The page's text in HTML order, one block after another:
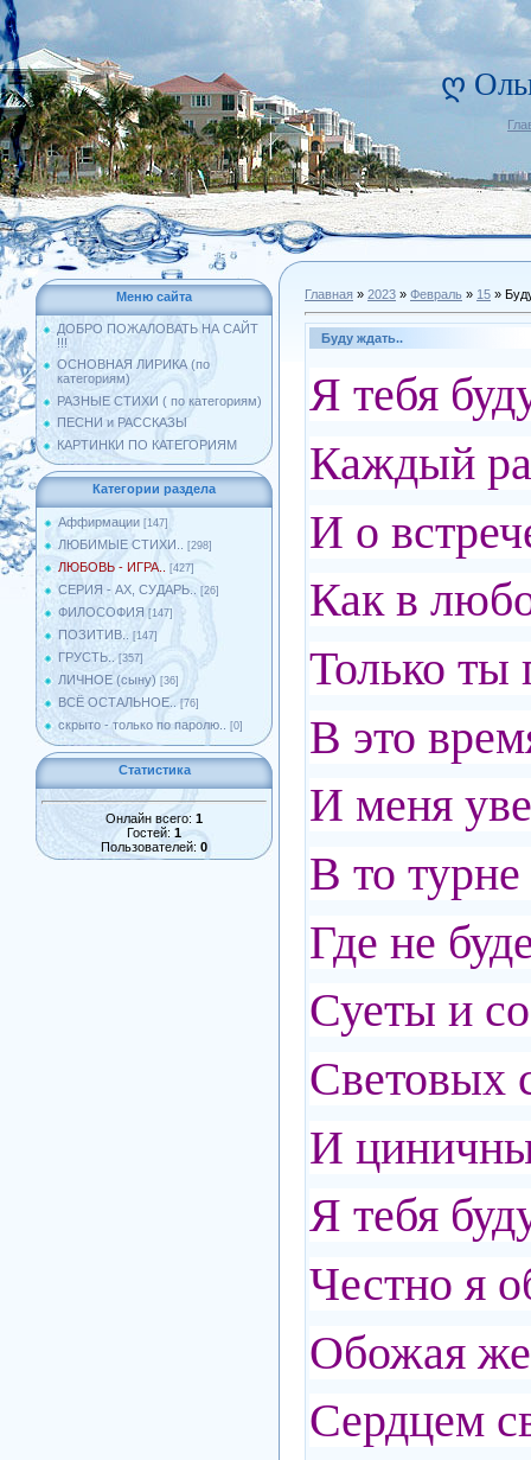
ღ
Меню сайта
ДОБРО ПОЖАЛОВАТЬ НА САЙТ
!!!
ОСНОВНАЯ ЛИРИКА (по
категориям)
РАЗНЫЕ СТИХИ ( по категориям)
ПЕСНИ и РАССКАЗЫ
КАРТИНКИ ПО КАТЕГОРИЯМ
Категории раздела
Аффирмации [147]
ЛЮБИМЫЕ СТИХИ.. [298]
ЛЮБОВЬ - ИГРА.. [427]
СЕРИЯ - АХ, СУДАРЬ.. [26]
ФИЛОСОФИЯ [147]
ПОЗИТИВ.. [147]
ГРУСТЬ.. [357]
ЛИЧНОЕ (сыну) [36]
ВСЁ ОСТАЛЬНОЕ.. [76]
скрыто - только по паролю.. [0]
Статистика
Онлайн всего: 1
Гостей: 1
Пользователей: 0
Главная » 2023 » Февраль » 15 »
Буду ждать..
Я тебя
Каждый
И о
Как в
Только
В это
И меня
В то
Где не
Суеты и
Световых
И
Я тебя
Честно я
Обожая
Сердцем